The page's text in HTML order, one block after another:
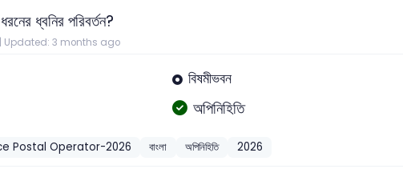
ধ্বনির পরিবর্তন?
Updated: 3 months ago
বিষমীভবন
অপিনিহিতি
Postal Operator-2026 বাংলা অপিনিহিতি 2026